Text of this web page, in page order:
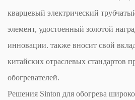
кварцевый электрический
элемент, удостоенный золотой
инновации. также вносит свой
китайских отраслевых стандартов
обогревателей.
Решения Sinton для обогрева